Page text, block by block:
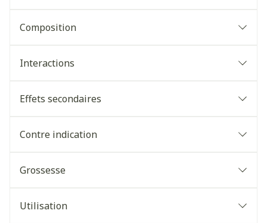
Composition
Interactions
Effets secondaires
Contre indication
Grossesse
Utilisation